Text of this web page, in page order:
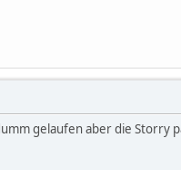
gelaufen aber die Storry